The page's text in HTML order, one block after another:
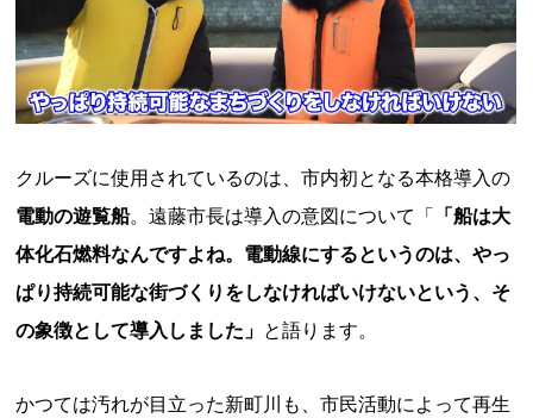
クルーズに使用されているのは、市内初となる本格導入の
電動の遊覧船。遠藤市長は導入の意図について「
「船は大
体化石燃料なんですよね。電動線にするというのは、やっ
ぱり持続可能な街づくりをしなければいけないという、そ
の象徴として導入しました」 と語ります。
かつては汚れが目立った新町川も、市民活動によって再生